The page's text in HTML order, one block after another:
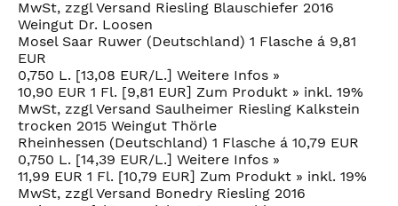
MwSt, zzgl Versand Riesling Blauschiefer 2016
Weingut Dr. Loosen
Mosel Saar Ruwer (Deutschland) 1 Flasche á 9,81
EUR
0,750 L. [13,08 EUR/L.] Weitere Infos »
10,90 EUR 1 Fl. [9,81 EUR] Zum Produkt » inkl. 19%
MwSt, zzgl Versand Saulheimer Riesling Kalkstein
trocken 2015 Weingut Thörle
Rheinhessen (Deutschland) 1 Flasche á 10,79 EUR
0,750 L. [14,39 EUR/L.] Weitere Infos »
11,99 EUR 1 Fl. [10,79 EUR] Zum Produkt » inkl. 19%
MwSt, zzgl Versand Bonedry Riesling 2016